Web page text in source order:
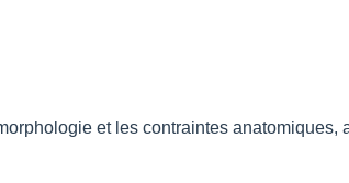
et les contraintes